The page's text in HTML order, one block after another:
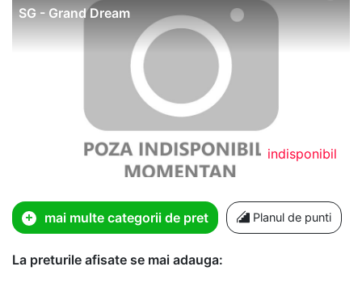
SG - Grand Dream
indisponibil
mai multe categorii de pret Planul de punti
La preturile afisate se mai adauga: